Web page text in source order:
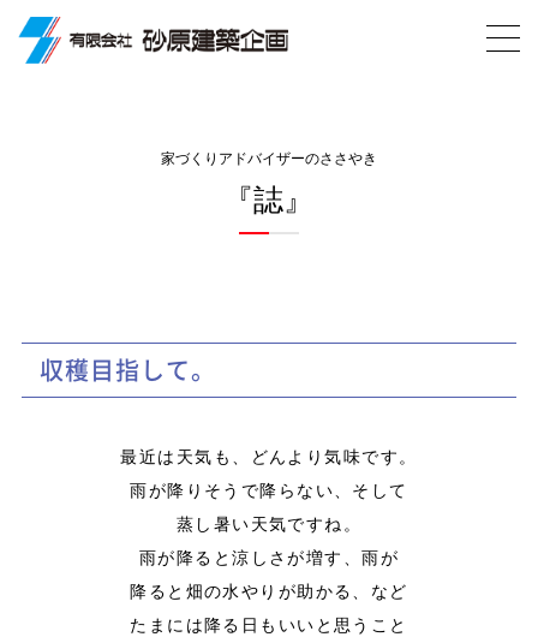
家づくりアドバイザーのささやき
『誌』
収穫目指して。
最近は天気も、どんより気味です。
雨が降りそうで降らない、そして
蒸し暑い天気ですね。
雨が降ると涼しさが増す、雨が
降ると畑の水やりが助かる、など
たまには降る日もいいと思うこと